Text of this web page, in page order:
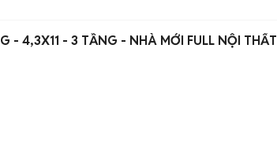
- 4,3X11 - 3 TẦNG - NHÀ MỚI FULL NỘI THẤT